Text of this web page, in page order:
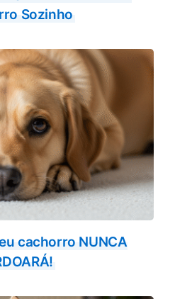
Sozinho
cachorro NUNCA